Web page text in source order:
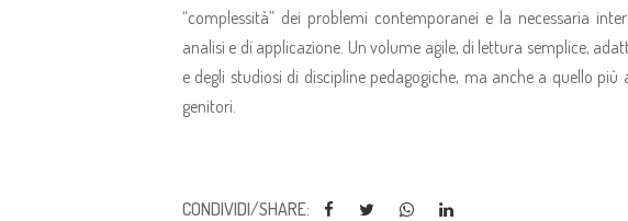
“complessità” dei problemi contemporanei e la necessaria
analisi e di applicazione. Un volume agile, di lettura semplice,
e degli studiosi di discipline pedagogiche, ma anche a quello
genitori.
CONDIVIDI/SHARE: